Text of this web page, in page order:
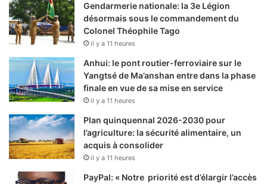
Gendarmerie nationale: la 3e Légion
désormais sous le commandement du
Colonel Théophile Tago
il y a 11 heures
Anhui: le pont routier-ferroviaire sur le
Yangtsé de Ma’anshan entre dans la phase
finale en vue de sa mise en service
il y a 11 heures
Plan quinquennal 2026-2030 pour
l’agriculture: la sécurité alimentaire, un
acquis à consolider
il y a 11 heures
PayPal: « Notre priorité est d’élargir l’accès